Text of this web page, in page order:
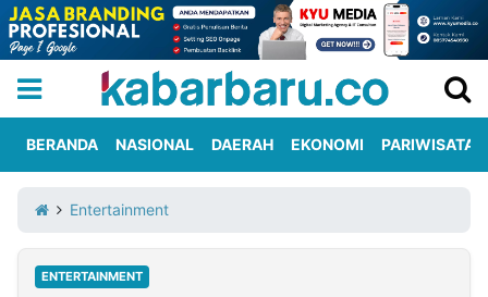
Iklan
Berita
Kami
BERANDA NASIONAL DAERAH EKONOMI PARIWISATA
Entertainment
ENTERTAINMENT